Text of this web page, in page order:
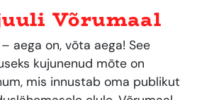
Võrumaal
aega on, võta aega! See
kujunenud mõte on
mis innustab oma publikut